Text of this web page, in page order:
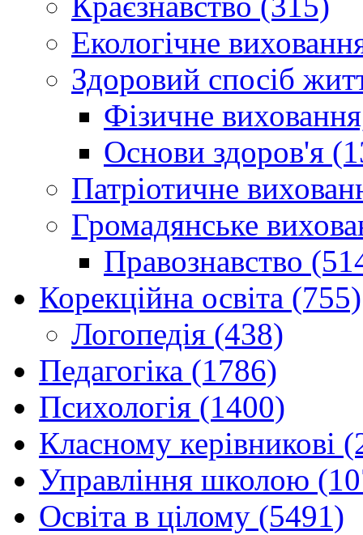
Екологічне
Здоровий спосіб
Фізичне
Основи здоров'я
Патріотичне
Громадянське
Правознавство
Корекційна освіта (755)
Логопедія (438)
Педагогіка (1786)
Психологія (1400)
Класному керівникові
Управління школою
Освіта в цілому (5491)